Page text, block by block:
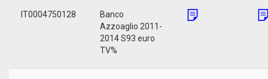
IT0004750128
Banco
Azzoaglio 2011-
2014 S93 euro
TV%